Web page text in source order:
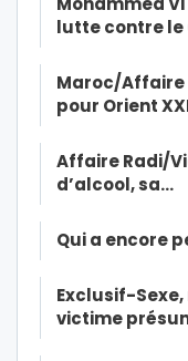
lutte contre le
Maroc/Affaire
pour Orient
Affaire Radi/
d’alcool, sa…
Qui a encore
Exclusif-
victime